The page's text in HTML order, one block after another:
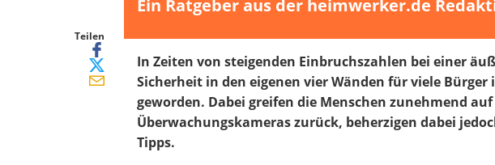
Überwachungskameras außen
Regendusche
Reizstromgerät
Infrarot-Thermometer
Teilen
Ein Ratgeber aus der heimwerker.de
In Zeiten von steigenden Einbruchszahlen bei einer
Sicherheit in den eigenen vier Wänden für viele
geworden. Dabei greifen die Menschen zunehmend
Überwachungskameras zurück, beherzigen dabei
Tipps.